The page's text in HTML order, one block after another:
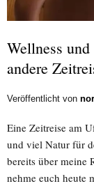
Wellness
andere
Veröffentlicht von
Eine Zeitreise am
und viel Natur für
bereits über meine
nehme euch heute